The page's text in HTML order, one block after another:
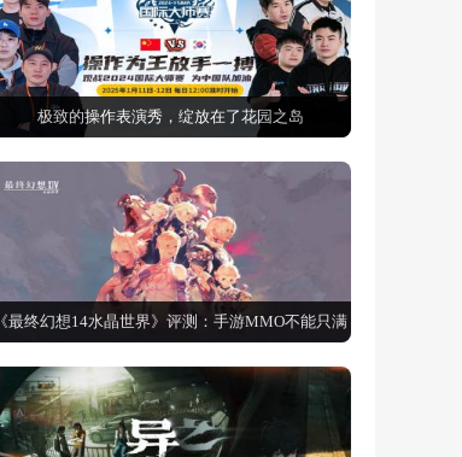
极致的操作表演秀，绽放在了花园之岛
《最终幻想14水晶世界》评测：手游MMO不能只满
足于还原端游